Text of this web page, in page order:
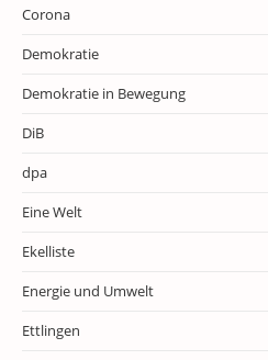
Corona
Demokratie
Demokratie in Bewegung
DiB
dpa
Eine Welt
Ekelliste
Energie und Umwelt
Ettlingen